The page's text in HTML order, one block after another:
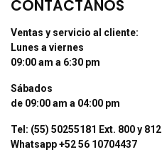
CONTÁCTANOS
Ventas y servicio al cliente:
Lunes a viernes
09:00 am a 6:30 pm
Sábados
de 09:00 am a 04:00 pm
Tel: (55) 50255181 Ext. 800 y 812
Whatsapp +52 56 10704437